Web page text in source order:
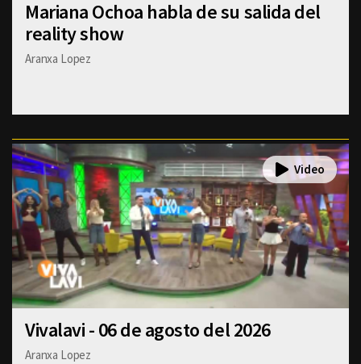
Mariana Ochoa habla de su salida del
reality show
Aranxa Lopez
Vivalavi - 06 de agosto del 2026
Aranxa Lopez